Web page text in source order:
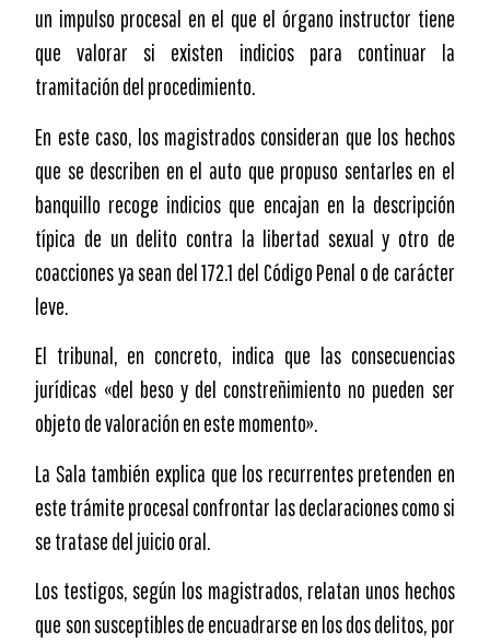
un impulso procesal en el que el órgano instructor tiene
que valorar si existen indicios para continuar la
tramitación del procedimiento.
En este caso, los magistrados consideran que los hechos
que se describen en el auto que propuso sentarles en el
banquillo recoge indicios que encajan en la descripción
típica de un delito contra la libertad sexual y otro de
coacciones ya sean del 172.1 del Código Penal o de carácter
leve.
El tribunal, en concreto, indica que las consecuencias
jurídicas «del beso y del constreñimiento no pueden ser
objeto de valoración en este momento».
La Sala también explica que los recurrentes pretenden en
este trámite procesal confrontar las declaraciones como si
se tratase del juicio oral.
Los testigos, según los magistrados, relatan unos hechos
que son susceptibles de encuadrarse en los dos delitos, por